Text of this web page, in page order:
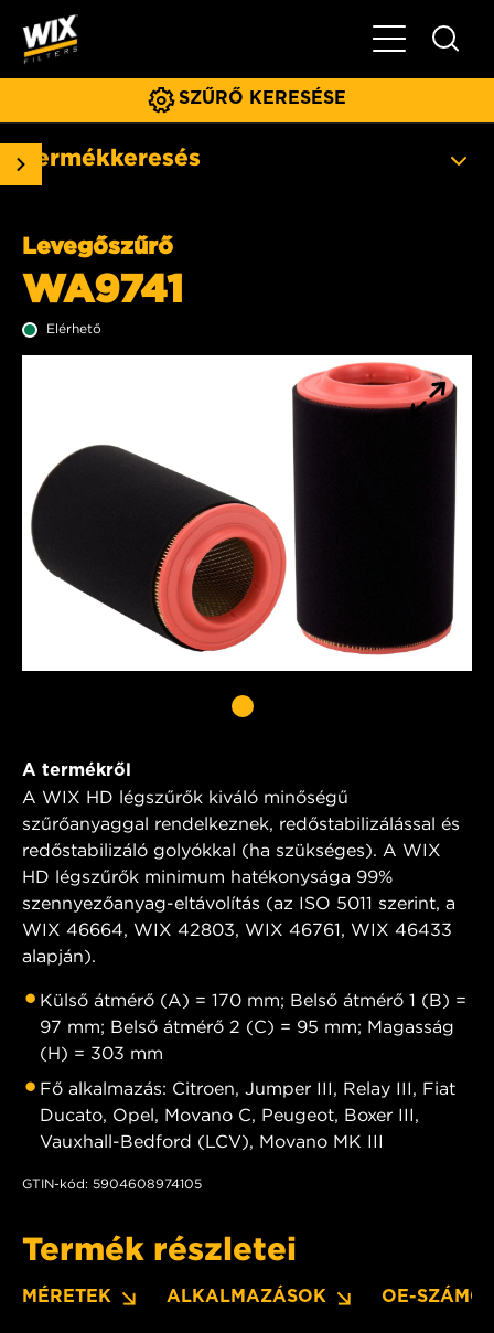
Főmenü
SZŰRŐ KERESÉSE
Termékkeresés
Levegőszűrő
WA9741
Elérhető
A termékről
A WIX HD légszűrők kiváló minőségű
szűrőanyaggal rendelkeznek, redőstabilizálással és
redőstabilizáló golyókkal (ha szükséges). A WIX
HD légszűrők minimum hatékonysága 99%
szennyezőanyag-eltávolítás (az ISO 5011 szerint, a
WIX 46664, WIX 42803, WIX 46761, WIX 46433
alapján).
Külső átmérő (A) = 170 mm; Belső átmérő 1 (B) =
97 mm; Belső átmérő 2 (C) = 95 mm; Magasság
(H) = 303 mm
Fő alkalmazás: Citroen, Jumper III, Relay III, Fiat
Ducato, Opel, Movano C, Peugeot, Boxer III,
Vauxhall-Bedford (LCV), Movano MK III
GTIN-kód: 5904608974105
Termék részletei
MÉRETEK ALKALMAZÁSOK OE-